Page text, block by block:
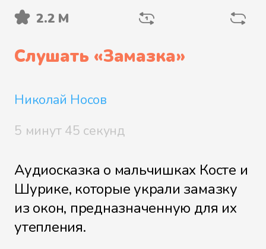
2.2 М
Слушать «Замазка»
Николай Носов
5 минут 45 секунд
Аудиосказка о мальчишках Косте и
Шурике, которые украли замазку
из окон, предназначенную для их
утепления.